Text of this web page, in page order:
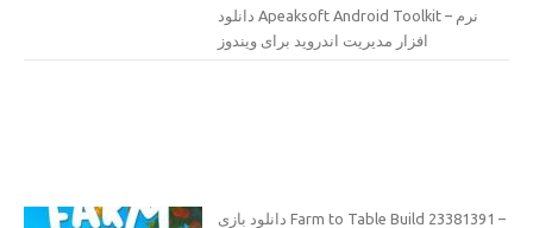
دانلود Apeaksoft Android Toolkit – نرم
افزار مدیریت اندروید برای ویندوز
دانلود بازی Farm to Table Build 23381391 –